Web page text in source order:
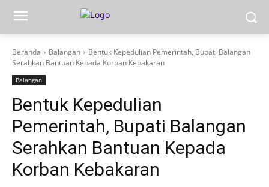
Beranda Balangan
Bentuk Kepedulian Pemerintah, Bupati Balangan
Serahkan Bantuan Kepada Korban Kebakaran
Balangan
Bentuk Kepedulian
Pemerintah, Bupati Balangan
Serahkan Bantuan Kepada
Korban Kebakaran